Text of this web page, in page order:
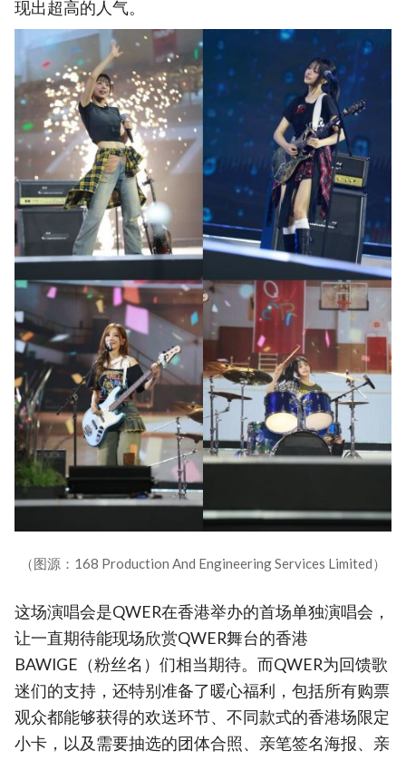
现出超高的人气。
（图源：168 Production And Engineering Services Limited）
这场演唱会是QWER在香港举办的首场单独演唱会，
让一直期待能现场欣赏QWER舞台的香港
BAWIGE（粉丝名）们相当期待。而QWER为回馈歌
迷们的支持，还特别准备了暖心福利，包括所有购票
观众都能够获得的欢送环节、不同款式的香港场限定
小卡，以及需要抽选的团体合照、亲笔签名海报、亲